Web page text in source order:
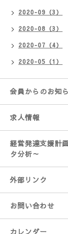
2020-09（3）
2020-08（3）
2020-07（4）
2020-05（1）
会員からのお知
求人情報
経営発達支援計
タ分析～
外部リンク
お問い合わせ
カレンダー